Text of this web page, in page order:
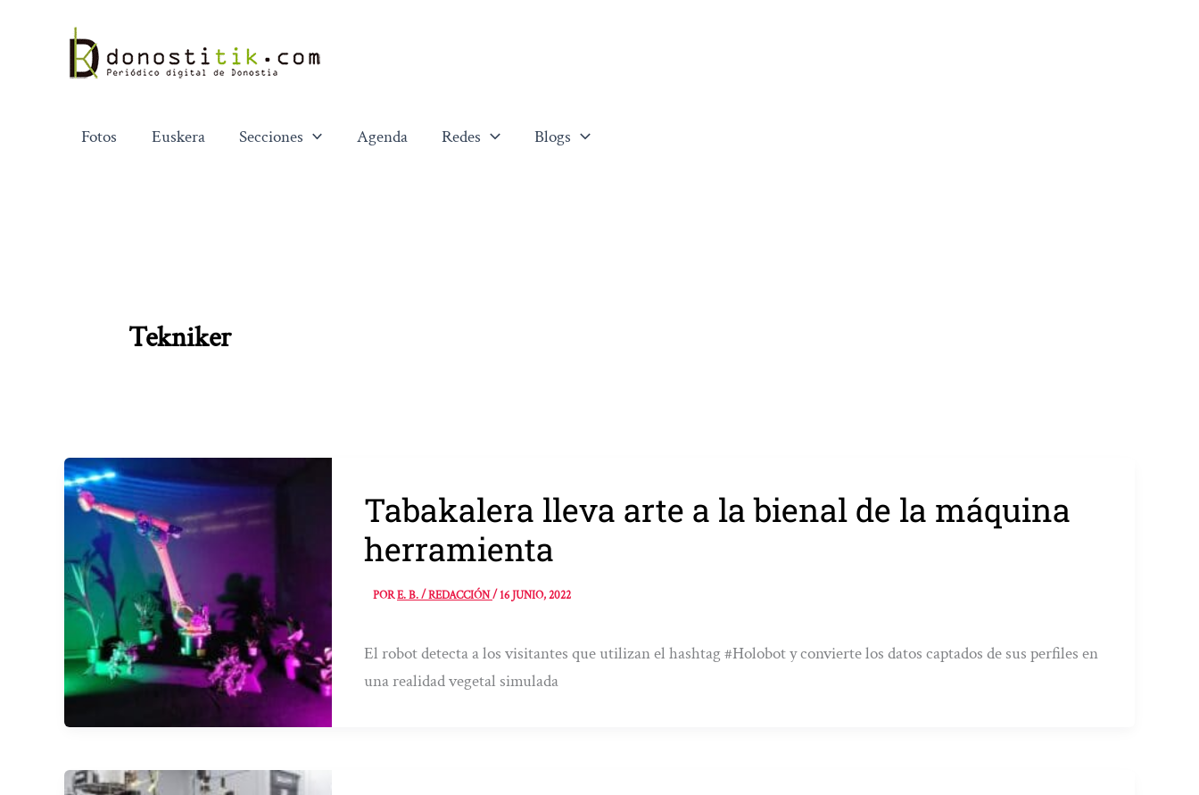
contenido
Fotos Euskera Secciones Agenda Redes Blogs
Tekniker
Tabakalera lleva arte a la bienal de la máquina
herramienta
PORE. B. / REDACCIÓN/16 JUNIO, 2022
El robot detecta a los visitantes que utilizan el hashtag #Holobot y convierte los datos captados de sus perfiles en
una realidad vegetal simulada